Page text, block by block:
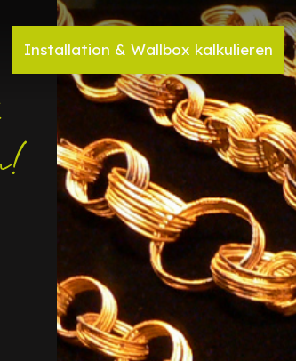
Installation & Wallbox kalkulieren